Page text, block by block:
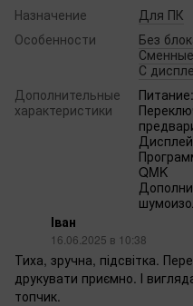
Назначение
Для ПК
Особенности
Без
С
Дополнительные
характеристики
QMK
Іван
16.06.2025 в 10:38
Тиха, зручна, підсвітка.
друкувати приємно. І
топчик.